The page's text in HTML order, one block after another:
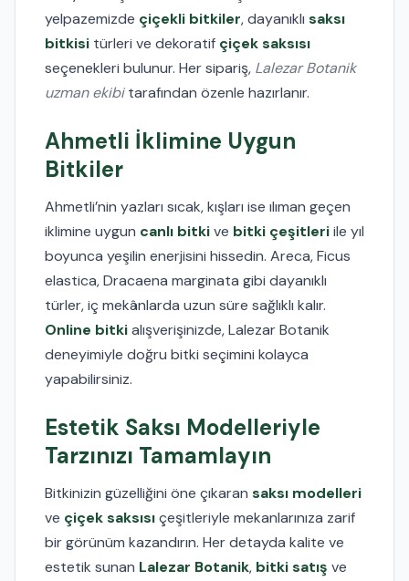
yelpazemizde çiçekli bitkiler, dayanıklı saksı
bitkisi türleri ve dekoratif çiçek saksısı
seçenekleri bulunur. Her sipariş, Lalezar Botanik
uzman ekibitarafından özenle hazırlanır.
Ahmetli İklimine Uygun
Bitkiler
Ahmetli’nin yazları sıcak, kışları ise ılıman geçen
iklimine uygun canlı bitkive bitki çeşitleriile yıl
boyunca yeşilin enerjisini hissedin. Areca, Ficus
elastica, Dracaena marginata gibi dayanıklı
türler, iç mekânlarda uzun süre sağlıklı kalır.
Online bitkialışverişinizde, Lalezar Botanik
deneyimiyle doğru bitki seçimini kolayca
yapabilirsiniz.
Estetik Saksı Modelleriyle
Tarzınızı Tamamlayın
Bitkinizin güzelliğini öne çıkaran saksı modelleri
ve çiçek saksısıçeşitleriyle mekanlarınıza zarif
bir görünüm kazandırın. Her detayda kalite ve
estetik sunan Lalezar Botanik, bitki satış ve